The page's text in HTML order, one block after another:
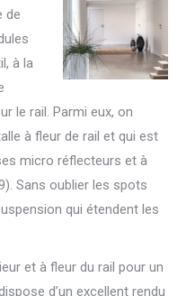
de
à la
le rail. Parmi eux, on
à fleur de rail et qui est
micro réflecteurs et à
Sans oublier les spots
qui étendent les
et à fleur du rail pour un
d’un excellent rendu